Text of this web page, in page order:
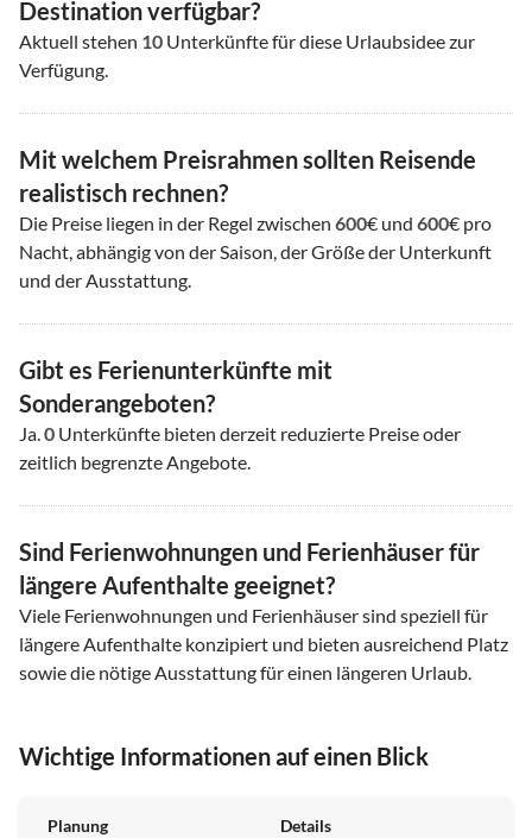
Destination verfügbar?
Aktuell stehen 10 Unterkünfte für diese Urlaubsidee zur
Verfügung.
Mit welchem Preisrahmen sollten Reisende
realistisch rechnen?
Die Preise liegen in der Regel zwischen 600€ und 600€ pro
Nacht, abhängig von der Saison, der Größe der Unterkunft
und der Ausstattung.
Gibt es Ferienunterkünfte mit
Sonderangeboten?
Ja.0 Unterkünfte bieten derzeit reduzierte Preise oder
zeitlich begrenzte Angebote.
Sind Ferienwohnungen und Ferienhäuser für
längere Aufenthalte geeignet?
Viele Ferienwohnungen und Ferienhäuser sind speziell für
längere Aufenthalte konzipiert und bieten ausreichend Platz
sowie die nötige Ausstattung für einen längeren Urlaub.
Wichtige Informationen auf einen Blick
Planung Details